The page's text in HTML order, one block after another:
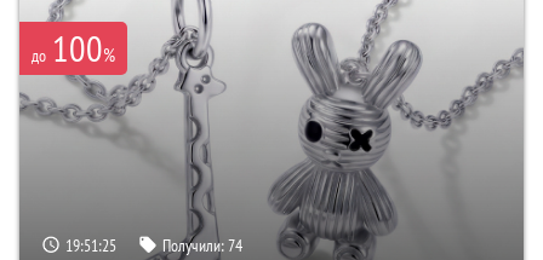
до 100%
19:51:24 Получили:74